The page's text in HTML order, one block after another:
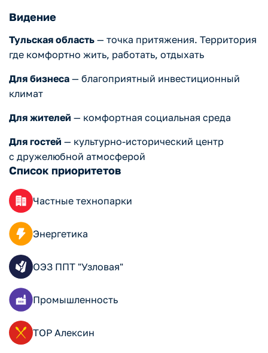
Видение
Тульская область — точка притяжения. Территория
где комфортно жить, работать, отдыхать
Для бизнеса — благоприятный инвестиционный
климат
Для жителей — комфортная социальная среда
Для гостей — культурно-исторический центр
с дружелюбной атмосферой
Список приоритетов
Частные технопарки
Энергетика
ОЭЗ ППТ "Узловая"
Промышленность
ТОР Алексин